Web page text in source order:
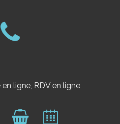
ligne, RDV en ligne